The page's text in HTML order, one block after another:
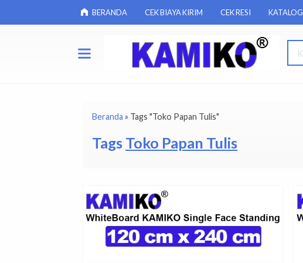
BERANDA CEK BIAYA KIRIM CEK RESI KATALOG
Beranda » Tags "Toko Papan Tulis"
Tags Toko Papan Tulis